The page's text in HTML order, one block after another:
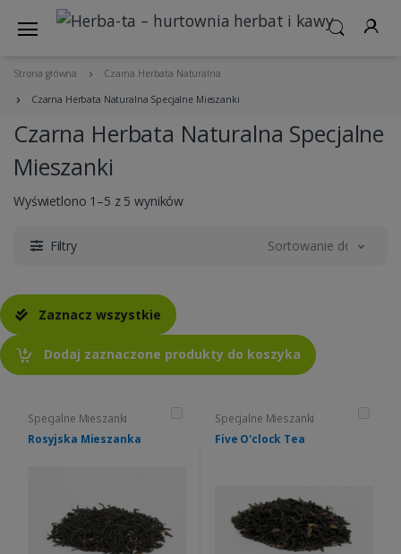
Strona główna Czarna Herbata Naturalna
Czarna Herbata Naturalna Specjalne Mieszanki
Czarna Herbata Naturalna Specjalne
Mieszanki
Wyświetlono 1–5 z 5 wyników
Filtry Sortowanie domyślne
Zaznacz wszystkie
Dodaj zaznaczone produkty do koszyka
Specjalne Mieszanki
Rosyjska Mieszanka
Specjalne Mieszanki
Five O'clock Tea